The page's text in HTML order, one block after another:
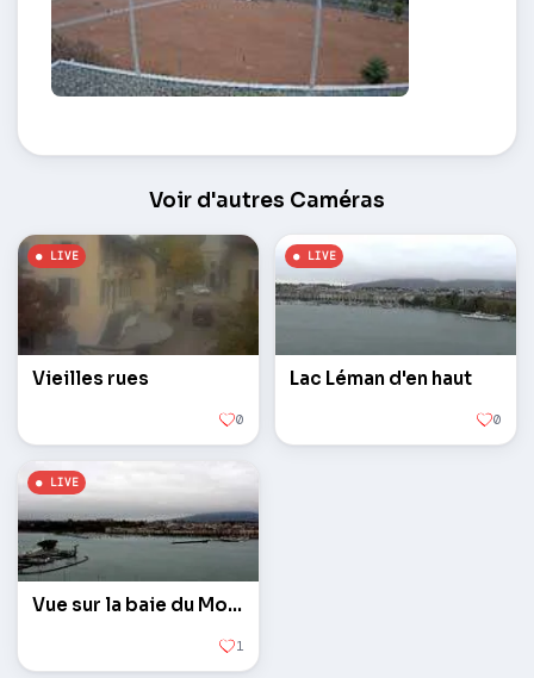
Voir d'autres Caméras
Vieilles rues
0
Lac Léman d'en haut
0
Vue sur la baie du Mont Blanc
1